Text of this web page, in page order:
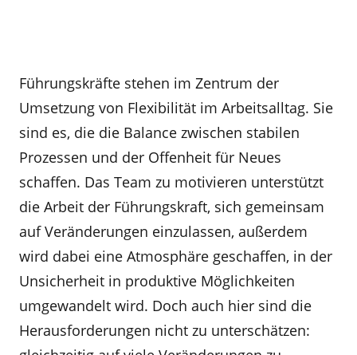
Führungskräfte stehen im Zentrum der
Umsetzung von Flexibilität im Arbeitsalltag. Sie
sind es, die die Balance zwischen stabilen
Prozessen und der Offenheit für Neues
schaffen. Das Team zu motivieren unterstützt
die Arbeit der Führungskraft, sich gemeinsam
auf Veränderungen einzulassen, außerdem
wird dabei eine Atmosphäre geschaffen, in der
Unsicherheit in produktive Möglichkeiten
umgewandelt wird. Doch auch hier sind die
Herausforderungen nicht zu unterschätzen: